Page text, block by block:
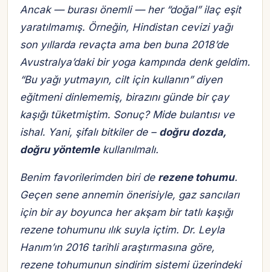
Ancak — burası önemli — her “doğal” ilaç eşit
yaratılmamış. Örneğin, Hindistan cevizi yağı
son yıllarda revaçta ama ben buna 2018’de
Avustralya’daki bir yoga kampında denk geldim.
“Bu yağı yutmayın, cilt için kullanın” diyen
eğitmeni dinlememiş, birazını günde bir çay
kaşığı tüketmiştim. Sonuç? Mide bulantısı ve
ishal. Yani, şifalı bitkiler de – doğru dozda,
doğru yöntemlekullanılmalı.
Benim favorilerimden biri de rezene tohumu.
Geçen sene annemin önerisiyle, gaz sancıları
için bir ay boyunca her akşam bir tatlı kaşığı
rezene tohumunu ılık suyla içtim. Dr. Leyla
Hanım’ın 2016 tarihli araştırmasına göre,
rezene tohumunun sindirim sistemi üzerindeki